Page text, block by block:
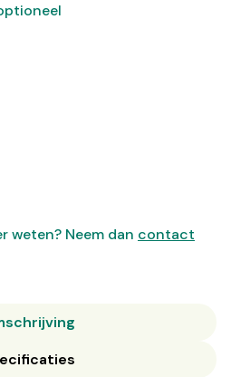
weten? Neem dan contact